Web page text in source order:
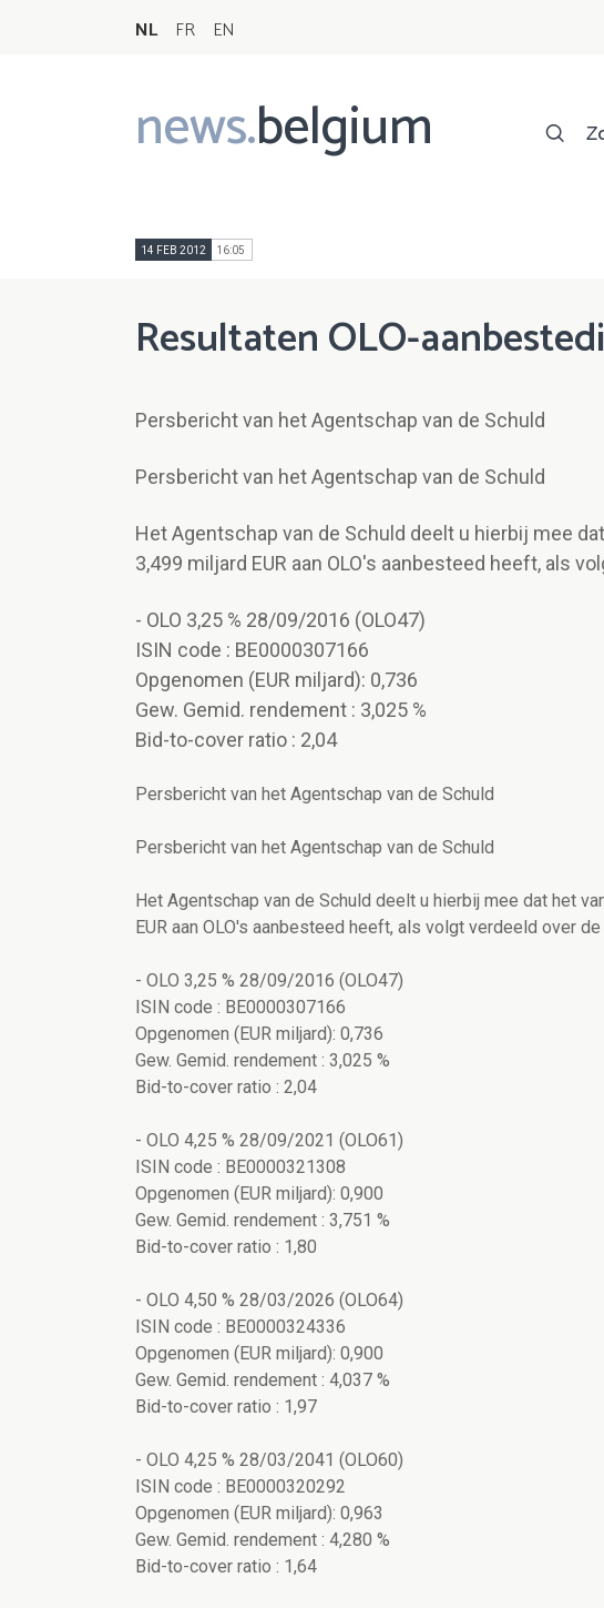
NL FR EN
news.belgium
Main
navigation
14 FEB 2012 16:05
Resultaten OLO-
Persbericht van het Agentschap van de Schuld
Persbericht van het Agentschap van de Schuld
Het Agentschap van de Schuld deelt u hierbij mee
3,499 miljard EUR aan OLO's aanbesteed heeft, als
- OLO 3,25 % 28/09/2016 (OLO47)
ISIN code : BE0000307166
Opgenomen (EUR miljard): 0,736
Gew. Gemid. rendement : 3,025 %
Bid-to-cover ratio : 2,04
Persbericht van het Agentschap van de Schuld
Persbericht van het Agentschap van de Schuld
Het Agentschap van de Schuld deelt u hierbij mee dat het
EUR aan OLO's aanbesteed heeft, als volgt verdeeld over de
- OLO 3,25 % 28/09/2016 (OLO47)
ISIN code : BE0000307166
Opgenomen (EUR miljard): 0,736
Gew. Gemid. rendement : 3,025 %
Bid-to-cover ratio : 2,04
- OLO 4,25 % 28/09/2021 (OLO61)
ISIN code : BE0000321308
Opgenomen (EUR miljard): 0,900
Gew. Gemid. rendement : 3,751 %
Bid-to-cover ratio : 1,80
- OLO 4,50 % 28/03/2026 (OLO64)
ISIN code : BE0000324336
Opgenomen (EUR miljard): 0,900
Gew. Gemid. rendement : 4,037 %
Bid-to-cover ratio : 1,97
- OLO 4,25 % 28/03/2041 (OLO60)
ISIN code : BE0000320292
Opgenomen (EUR miljard): 0,963
Gew. Gemid. rendement : 4,280 %
Bid-to-cover ratio : 1,64